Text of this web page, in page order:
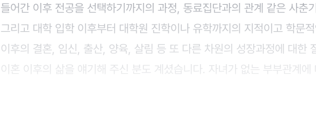
들어간 이후 전공을 선택하기까지의 과정, 동료집단과의 관계 같은 사춘
그리고 대학 입학 이후부터 대학원 진학이나 유학까지의 지적이고 학문
이후의 결혼, 임신, 출산, 양육, 살림 등 또 다른 차원의 성장과정에 대한
이혼 이후의 삶을 얘기해 주신 분도 계셨습니다. 자녀가 없는 부부관계에